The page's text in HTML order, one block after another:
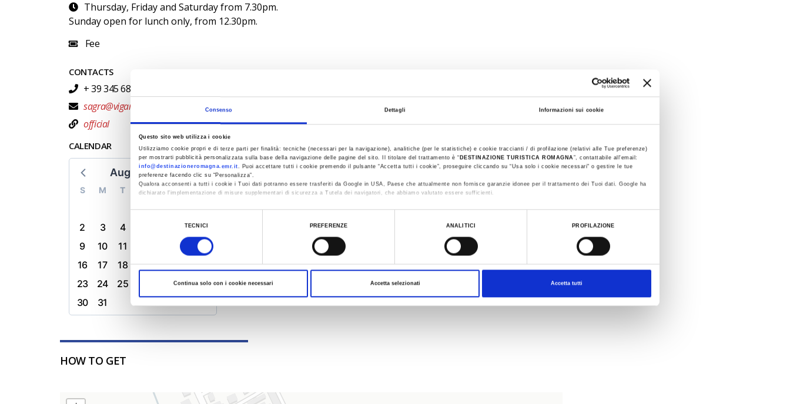
Consenso Dettagli Informazioni sui cookie
Questo sito web utilizza i cookie
Utilizziamo cookie propri e di terze parti per finalità: tecniche (necessari per la navigazione), analitiche (per le statistiche) e cookie traccianti / di profilazione (relativi alle Tue preferenze)
per mostrarti pubblicità personalizzata sulla base della navigazione delle pagine del sito. Il titolare del trattamento è “DESTINAZIONE TURISTICA ROMAGNA ”, contattabile all'email:
info@destinazioneromagna.emr.it. Puoi accettare tutti i cookie premendo il pulsante “Accetta tutti i cookie”, proseguire cliccando su “Usa solo i cookie necessari" o gestire le tue
preferenze facendo clic su “Personalizza”.
Qualora acconsenti a tutti i cookie i Tuoi dati potranno essere trasferiti da Google in USA, Paese che attualmente non fornisce garanzie idonee per il trattamento dei Tuoi dati. Google ha
dichiarato l’implementazione di misure supplementari di sicurezza a Tutela dei navigatori, che abbiamo valutato essere sufficienti.
Al fine di revocare il consenso prestato e visualizzare le informazioni complete sul trattamento dati clicca qui:Cookie Policy
TECNICI PREFERENZE ANALITICI PROFILAZIONE
Continua solo con i cookie necessari Accetta selezionati Accetta tutti
Thursday, Friday and Saturday from 7.30pm.
Sunday open for lunch only, from 12.30pm.
Fee
CONTACTS
+ 39 345 6890018
sagra@vigaranopieve.it
official
CALENDAR
August 2026
S M T W T F S
1
2
3 4 7
8
9
10 11 14
15
16
17 18 19 20 21
22
23
24 25 28
29
30
31
HOW TO GET